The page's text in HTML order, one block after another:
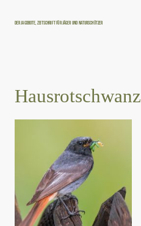
Der Jagdbote, Zeitschrift für Jäger und Naturschützer
Hausrotschwanz